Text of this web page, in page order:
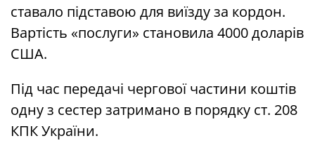
ставало підставою для виїзду за кордон.
Вартість «послуги» становила 4000 доларів
США.
Під час передачі чергової частини коштів
одну з сестер затримано в порядку ст. 208
КПК України.